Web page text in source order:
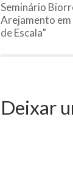
Seminário
Arejamento
de Escala”
Deixar